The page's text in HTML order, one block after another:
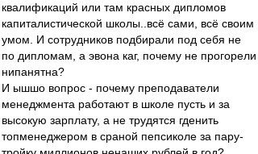
квалификаций или там красных дипломов
капиталистической школы..всё сами, всё своим
умом. И сотрудников подбирали под себя не
по дипломам, а эвона каг, почему не прогорели
нипанятна?
И ышшо вопрос - почему преподаватели
менеджмента работают в школе пусть и за
высокую зарплату, а не трудятся гденить
топменеджером в сраной пепсиколе за пару-